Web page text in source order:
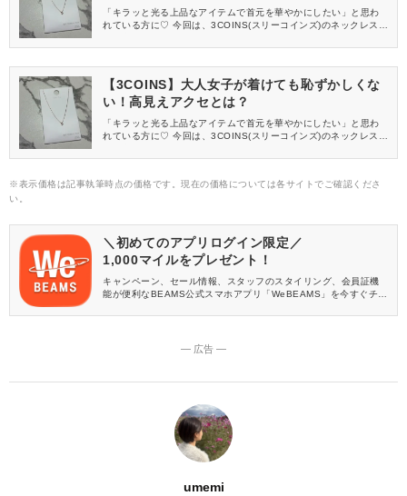
「キラッと光る上品なアイテムで首元を華やかにしたい」と思わ
れている方に♡ 今回は、3COINS(スリーコインズ)のネックレスを
【3COINS】大人女子が着けても恥ずかしくな
い！高見えアクセとは？
「キラッと光る上品なアイテムで首元を華やかにしたい」と思わ
れている方に♡ 今回は、3COINS(スリーコインズ)のネックレスを
※表示価格は記事執筆時点の価格です。現在の価格については各サイトでご確認くださ
い。
＼初めてのアプリログイン限定／
1,000マイルをプレゼント！
キャンペーン、セール情報、スタッフのスタイリング、会員証機
能が便利なBEAMS公式スマホアプリ「WeBEAMS」を今すぐチェ
― 広告 ―
umemi